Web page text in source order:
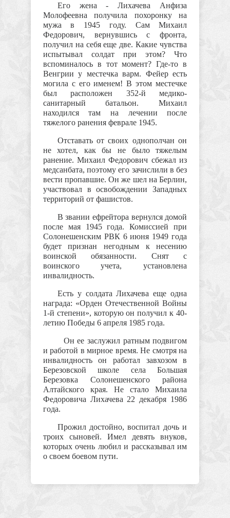
Его жена - Лихачева Анфиза
Молофеевна получила похоронку на
мужа в 1945 году. Сам Михаил
Федорович, вернувшись с фронта,
получил на себя еще две. Какие чувства
испытывал солдат при этом? Что
вспоминалось в тот момент? Где-то в
Венгрии у местечка варм. Фейер есть
могила с его именем! В этом местечке
был расположен 352-й медико-
санитарный батальон. Михаил
находился там на лечении после
тяжелого ранения феврале 1945.
Отставать от своих однополчан он
не хотел, как бы не было тяжелым
ранение. Михаил Федорович сбежал из
медсанбата, поэтому его зачислили в без
вести пропавшие. Он же шел на Берлин,
участвовал в освобождении Западных
территорий от фашистов.
В звании ефрейтора вернулся домой
после мая 1945 года. Комиссией при
Солонешенским РВК 6 июня 1949 года
будет признан негодным к несению
воинской обязанности. Снят с
воинского учета, установлена
инвалидность.
Есть у солдата Лихачева еще одна
награда: «Орден Отечественной Войны
1-й степени», которую он получил к 40-
летию Победы 6 апреля 1985 года.
Он ее заслужил ратным подвигом
и работой в мирное время. Не смотря на
инвалидность он работал завхозом в
Березовской школе села Большая
Березовка Солонешенского района
Алтайского края. Не стало Михаила
Федоровича Лихачева 22 декабря 1986
года.
Прожил достойно, воспитал дочь и
троих сыновей. Имел девять внуков,
которых очень любил и рассказывал им
о своем боевом пути.